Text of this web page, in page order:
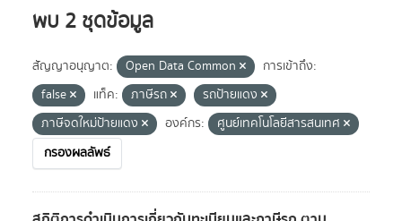
พบ 2 ชุดข้อมูล
สัญญาอนุญาต: Open Data Common
การเข้าถึง:
false
แท็ค: ภาษีรถ
รถป้ายแดง
ภาษีจดใหม่ป้ายแดง
องค์กร:
ศูนย์เทคโนโลยีสารสนเทศ
กรองผลลัพธ์